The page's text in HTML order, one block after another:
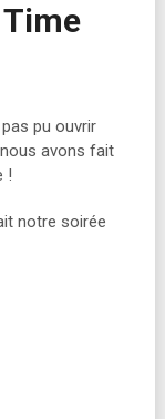
pu ouvrir
avons fait
!
notre soirée